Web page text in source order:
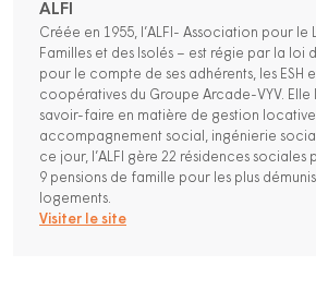
ALFI
Créée en 1955, l’ALFI- Association pour le
Familles et des Isolés – est régie par la loi
pour le compte de ses adhérents, les ESH
coopératives du Groupe Arcade-VYV.
savoir-faire en matière de gestion
accompagnement social, ingénierie
ce jour, l’ALFI gère 22 résidences sociales
9 pensions de famille pour les plus
logements.
Visiter le site